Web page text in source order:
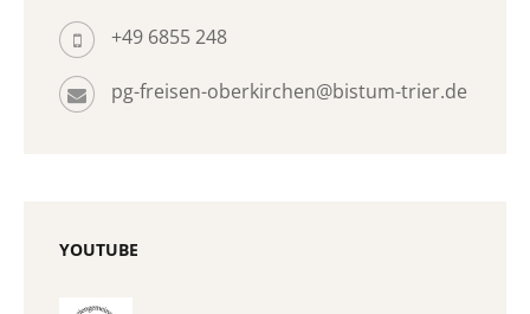
+49 6855 248
pg-freisen-oberkirchen@bistum-trier.de
YOUTUBE